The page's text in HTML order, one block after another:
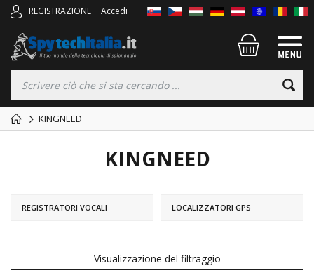
REGISTRAZIONE Accedi
KINGNEED
KINGNEED
REGISTRATORI VOCALI LOCALIZZATORI GPS
Visualizzazione del filtraggio